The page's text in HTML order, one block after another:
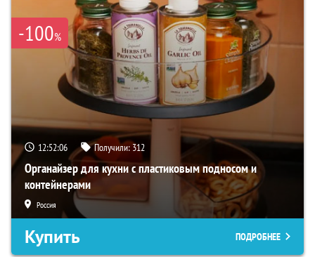
-100%
12:52:05 Получили: 312
Органайзер для кухни с пластиковым подносом и
контейнерами
Россия
Купить ПОДРОБНЕЕ